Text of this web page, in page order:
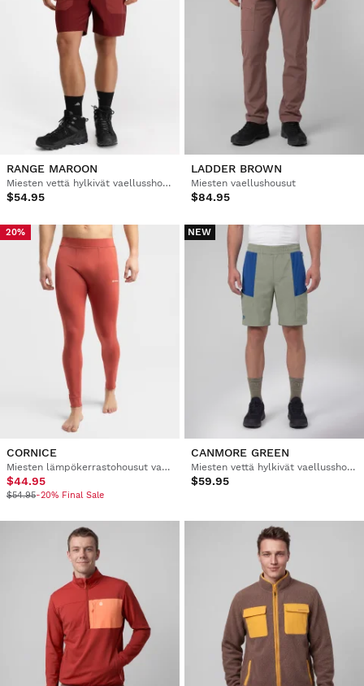
RANGE MAROON
Miesten vettä hylkivät vaellusshortsit
$54.95
LADDER BROWN
Miesten vaellushousut
$84.95
20%
CORNICE
Miesten lämpökerrastohousut vaellukseen
$44.95
$54.95-20% Final Sale
NEW
CANMORE GREEN
Miesten vettä hylkivät vaellusshortsit
$59.95